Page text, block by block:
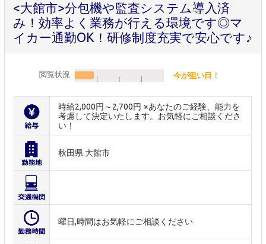
<大館市>分包機や監査システム導入済
み！効率よく業務が行える環境です◎マ
イカー通勤OK！研修制度充実で安心です♪
閲覧状況 今が狙い目！
時給2,000円～2,700円 ※あなたのご経験、能力を
考慮して決定いたします。お気軽にご相談くださ
い！
秋田県 大館市
曜日,時間はお気軽にご相談ください